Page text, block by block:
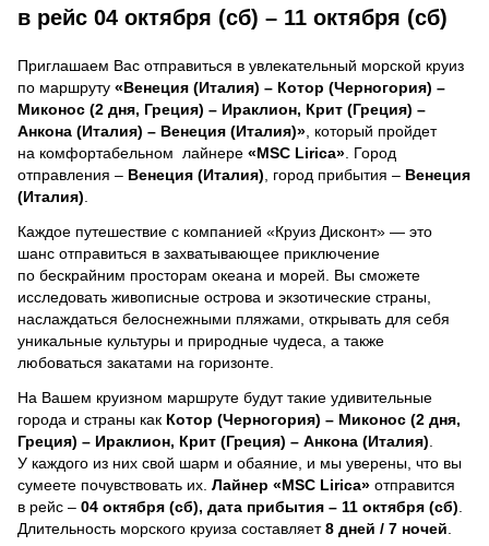
в рейс 04 октября (сб) – 11 октября (сб)
Приглашаем Вас отправиться в увлекательный морской круиз
по маршруту «Венеция (Италия) – Котор (Черногория) –
Миконос (2 дня, Греция) – Ираклион, Крит (Греция) –
Анкона (Италия) – Венеция (Италия)» , который пройдет
на комфортабельном лайнере «MSC Lirica» . Город
отправления – Венеция (Италия) , город прибытия – Венеция
(Италия)
Каждое путешествие с компанией «Круиз Дисконт» — это
шанс отправиться в захватывающее приключение
по бескрайним просторам океана и морей. Вы сможете
исследовать живописные острова и экзотические страны,
наслаждаться белоснежными пляжами, открывать для себя
уникальные культуры и природные чудеса, а также
любоваться закатами на горизонте.
На Вашем круизном маршруте будут такие удивительные
города и страны как Котор (Черногория) – Миконос (2 дня,
Греция) – Ираклион, Крит (Греция) – Анкона (Италия)
У каждого из них свой шарм и обаяние, и мы уверены, что вы
сумеете почувствовать их. Лайнер «MSC Lirica» отправится
в рейс – 04 октября (сб), дата прибытия – 11 октября (сб)
Длительность морского круиза составляет8 дней / 7 ночей